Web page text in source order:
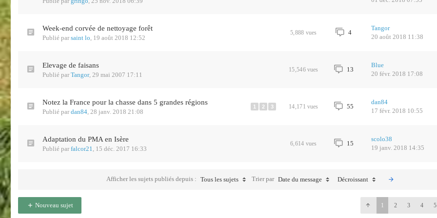
Week-end corvée de nettoyage forêt
Publié par saint lo, 19 août 2018 12:52
5,888 vues 4
Tangor
20 août 2018 11:38
Elevage de faisans
Publié par Tangor, 29 mai 2007 17:11
15,546 vues 13
Blue
20 févr. 2018 17:08
Notez la France pour la chasse dans 5 grandes régions
Publié par dan84, 28 janv. 2018 21:08
1 2 3 14,171 vues 55
dan84
17 févr. 2018 10:55
Adaptation du PMA en Isère
Publié par falcor21, 15 déc. 2017 16:33
6,614 vues 15
scolo38
19 janv. 2018 14:35
Afficher les sujets publiés depuis : Tous les sujets Trier par Date du message Décroissant
Nouveau sujet 1 2 3 4 5